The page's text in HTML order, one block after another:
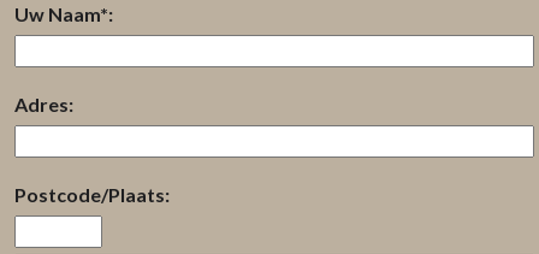
Uw Naam*:
Adres:
Postcode/Plaats: